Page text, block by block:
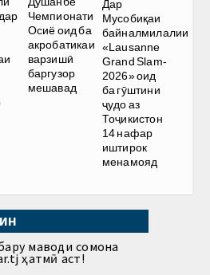
Чемпионати
Осиё оид ба
акробатикаи
варзишӣ
баргузор
мешавад
Дар
Мусобиқаи
байналмилалии
«Lausanne
Grand Slam-
2026» оид
ба гӯштини
ҷудо аз
Тоҷикистон
14 нафар
иштирок
менамояд
маводи сомона
ҳатмӣ аст!